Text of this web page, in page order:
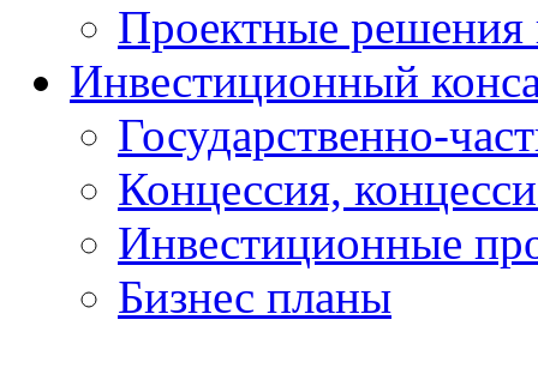
Проектные решения
Инвестиционный
Государственно-
Концессия,
Инвестиционные
Бизнес планы